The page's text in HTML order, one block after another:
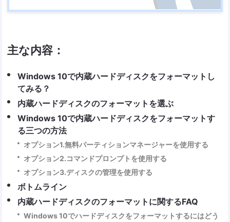
主な内容：
Windows 10で内蔵ハードディスクをフォーマットし
てみる？
内蔵ハードディスクのフォーマットを選ぶ
Windows 10で内蔵ハードディスクをフォーマットす
る三つの方法
オプション1.無料パーティションマネージャーを使用する
オプション2.コマンドプロンプトを使用する
オプション3.ディスクの管理を使用する
ボトムライン
内蔵ハードディスクのフォーマットに関するFAQ
Windows 10でハードディスクをフォーマットするにはどう